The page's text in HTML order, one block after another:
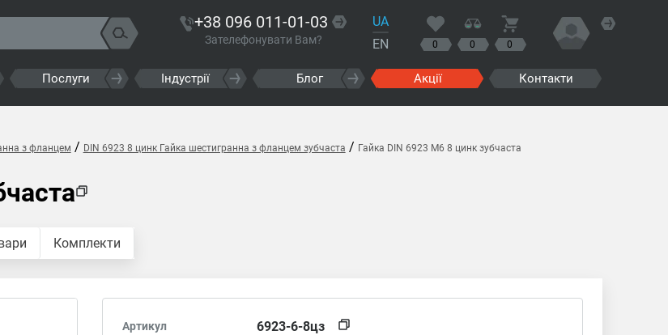
+38 096 011-01-03
Зателефонувати Вам?
UA
EN
0 0 0
Послуги Індустрії Блог Акції Контакти
з фланцем / DIN 6923 8 цинк Гайка шестигранна з фланцем зубчаста / Гайка DIN 6923 M6 8 цинк зубчаста
Комплекти
Артикул 6923-6-8цз